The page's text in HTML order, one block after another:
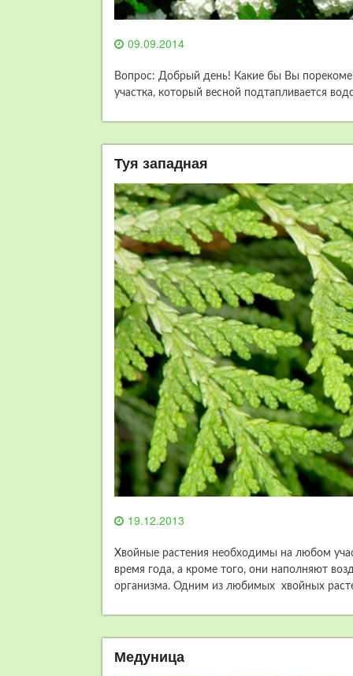
09.09.2014
Вопрос: Добрый день! Какие бы Вы
участка, который весной подтапливается
Туя западная
19.12.2013
Хвойные растения необходимы на любом
время года, а кроме того, они наполняют
организма. Одним из любимых хвойных
Медуница